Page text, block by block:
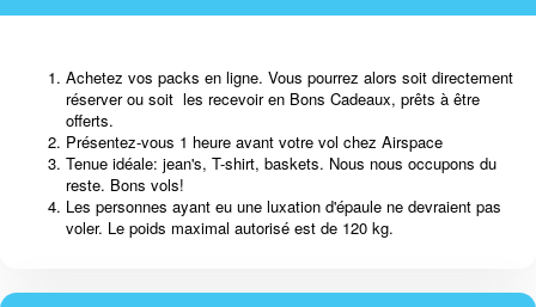
Achetez vos packs en ligne. Vous pourrez alors soit directement
réserver ou soit les recevoir en Bons Cadeaux, prêts à être
offerts.
Présentez-vous 1 heure avant votre vol chez Airspace
Tenue idéale: jean's, T-shirt, baskets. Nous nous occupons du
reste. Bons vols!
Les personnes ayant eu une luxation d'épaule ne devraient pas
voler. Le poids maximal autorisé est de 120 kg.